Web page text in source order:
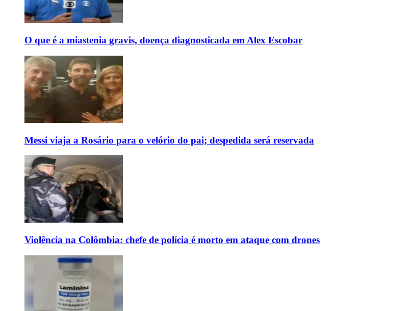
O que é a miastenia gravis, doença diagnosticada em Alex Escobar
Messi viaja a Rosário para o velório do pai; despedida será reservada
Violência na Colômbia: chefe de polícia é morto em ataque com drones